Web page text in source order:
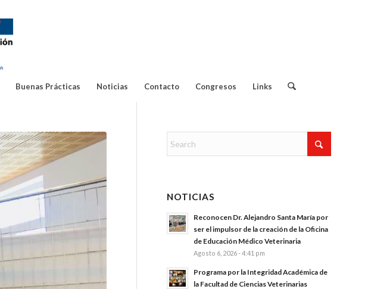
Buenas Prácticas Noticias Contacto Congresos Links
NOTICIAS
Reconocen Dr. Alejandro Santa María por
ser el impulsor de la creación de la Oficina
de Educación Médico Veterinaria
Agosto 6, 2026 - 4:41 pm
Programa por la Integridad Académica de
la Facultad de Ciencias Veterinarias